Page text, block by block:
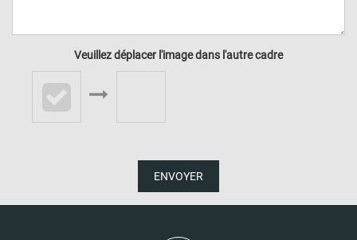
Veuillez déplacer l'image dans l'autre cadre
ENVOYER